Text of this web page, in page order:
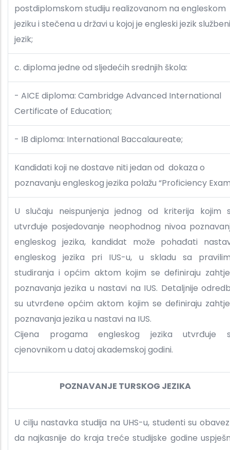
postdiplomskom studiju realizovanom na engleskom
jeziku i stečena u državi u kojoj je engleski jezik službeni
jezik;
c. diploma jedne od sljedećih srednjih škola:
- AICE diploma: Cambridge Advanced International
Certificate of Education;
- IB diploma: International Baccalaureate;
Kandidati koji ne dostave niti jedan od dokaza o
poznavanju engleskog jezika polažu “Proficiency
U slučaju neispunjenja jednog od kriterija kojim
utvrđuje posjedovanje neophodnog nivoa
engleskog jezika, kandidat može pohađati
engleskog jezika pri IUS-u, u skladu sa
studiranja i općim aktom kojim se definiraju
poznavanja jezika u nastavi na IUS. Detaljnije
su utvrđene općim aktom kojim se definiraju
poznavanja jezika u nastavi na IUS.
Cijena progama engleskog jezika utvrđuje
cjenovnikom u datoj akademskoj godini.
POZNAVANJE TURSKOG JEZIKA
U cilju nastavka studija na UHS-u, studenti su
da najkasnije do kraja treće studijske godine